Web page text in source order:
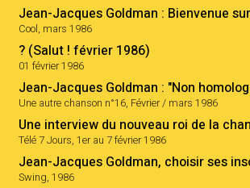
Jean-Jacques Goldman : Bienvenue
Cool, mars 1986
? (Salut ! février 1986)
01 février 1986
Jean-Jacques Goldman : "Non
Une autre chanson n°16, Février / mars 1986
Une interview du nouveau roi de la
Télé 7 Jours, 1er au 7 février 1986
Jean-Jacques Goldman, choisir ses
Swing, 1986